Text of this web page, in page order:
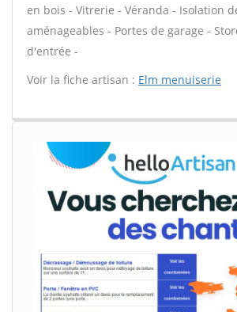
en bois - Vitrerie - Véranda - Isolation
aménageables - Portes de garage -
d'entrée -
Voir la fiche artisan : Elm menuiserie